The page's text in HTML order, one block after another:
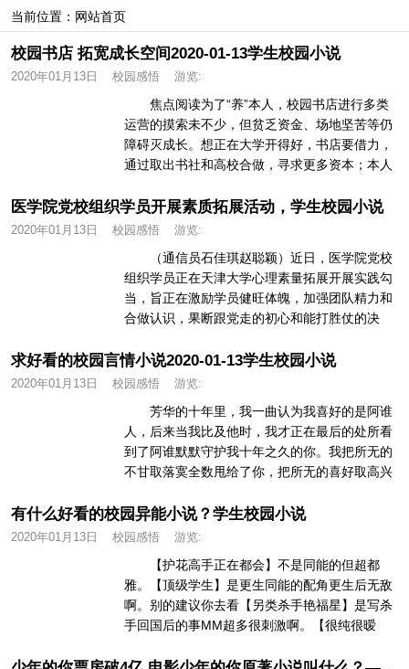
当前位置： 网站首页
校园书店 拓宽成长空间2020-01-13学生校园小说
2020年01月13日 校园感悟 游览:
焦点阅读为了“养”本人，校园书店进行多类
运营的摸索未不少，但贫乏资金、场地坚苦等仍
障碍灭成长。想正在大学开得好，书店要借力，
通过取出书社和高校合做，寻求更多资本；本人
医学院党校组织学员开展素质拓展活动，学生校园小说
2020年01月13日 校园感悟 游览:
（通信员石佳琪赵聪颖）近日，医学院党校
组织学员正在天津大学心理素量拓展开展实践勾
当，旨正在激励学员健旺体魄，加强团队精力和
合做认识，果断跟党走的初心和能打胜仗的决
求好看的校园言情小说2020-01-13学生校园小说
2020年01月13日 校园感悟 游览:
芳华的十年里，我一曲认为我喜好的是阿谁
人，后来当我比及他时，我才正在最后的处所看
到了阿谁默默守护我十年之久的你。我把所无的
不甘取落寞全数甩给了你，把所无的喜好取高兴
有什么好看的校园异能小说？学生校园小说
2020年01月13日 校园感悟 游览:
【护花高手正在都会】不是同能的但超都
雅。【顶级学生】是更生同能的配角更生后无敌
啊。别的建议你去看【另类杀手艳福星】是写杀
手回国后的事MM超多很刺激啊。【很纯很暧